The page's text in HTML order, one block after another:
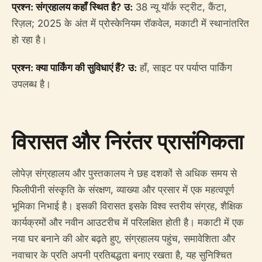
प्रश्न: संग्रहालय कहाँ स्थित है? उ: 38 न्यू यॉर्क स्ट्रीट, कैंटा,
रिज़ल; 2025 के अंत में प्रोस्केनियम रॉकवेल, मकाटी में स्थानांतरित
हो रहा है।
प्रश्न: क्या पार्किंग की सुविधाएं हैं? उ: हाँ, साइट पर पर्याप्त पार्किंग
उपलब्ध है।
विरासत और निरंतर प्रासंगिकता
लोपेज़ संग्रहालय और पुस्तकालय ने छह दशकों से अधिक समय से
फिलीपीनी संस्कृति के संरक्षण, व्याख्या और प्रसार में एक महत्वपूर्ण
भूमिका निभाई है। इसकी विरासत इसके विश्व स्तरीय संग्रह, शैक्षिक
कार्यक्रमों और नवीन आउटरीच में परिलक्षित होती है। मकाटी में एक
नया घर बनाने की ओर बढ़ते हुए, संग्रहालय पहुंच, समावेशिता और
नवाचार के प्रति अपनी प्रतिबद्धता बनाए रखता है, यह सुनिश्चित